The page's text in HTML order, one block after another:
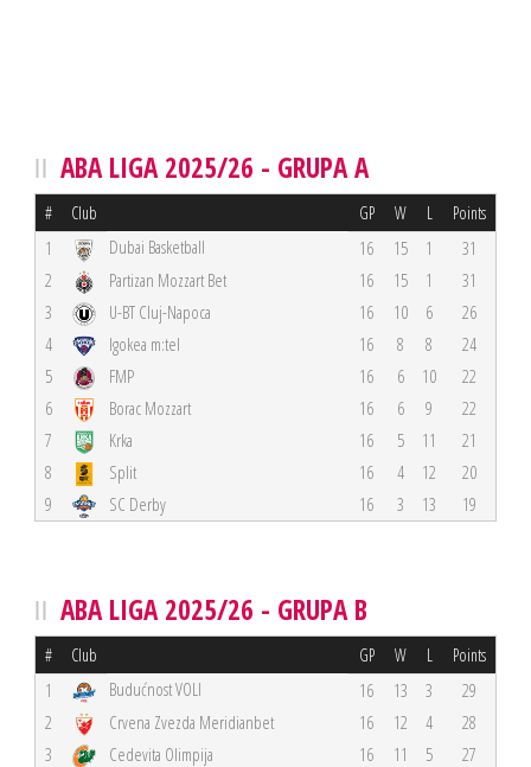
ABA LIGA 2025/26 - GRUPA A
# Club GP W L Points
1 Dubai Basketball 16 15 1
31
2
Partizan Mozzart Bet 16 15 1
31
3
U-BT Cluj-Napoca 16 10 6
26
4
Igokea m:tel 16 8 8
24
5
FMP 16 6 10
22
6
Borac Mozzart 16 6 9
22
7
Krka 16 5 11
21
8
Split 16 4 12
20
9
SC Derby 16 3 13 19
ABA LIGA 2025/26 - GRUPA B
# Club GP W L Points
1 Budućnost VOLI 16 13 3
29
2
Crvena Zvezda Meridianbet 16 12 4
28
3
Cedevita Olimpija 16 11 5
27